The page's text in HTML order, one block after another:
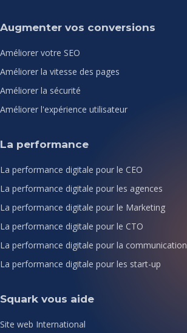
Augmenter vos conversions
Améliorer votre SEO
Améliorer la vitesse des pages
Améliorer la sécurité
Améliorer l'expérience utilisateur
La performance
La performance digitale pour le CEO
La performance digitale pour les agences
La performance digitale pour le Marketing
La performance digitale pour le CTO
La performance digitale pour la communication
La performance digitale pour les start-up
Squark vous aide
Site web International